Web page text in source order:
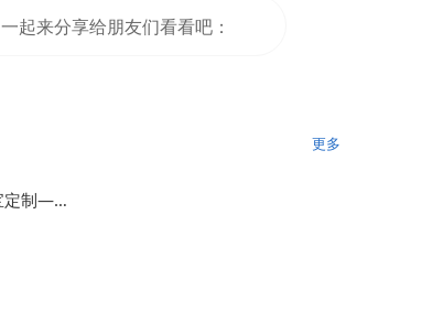
一起来分享给朋友们看看吧：
更多
专门为不爱吃菜的宝宝定制——懒人卷饼早餐饼